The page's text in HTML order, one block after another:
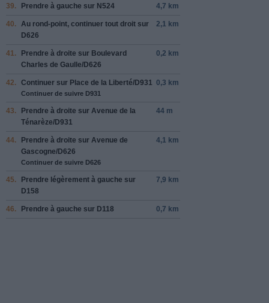
39. Prendre à gauche sur N524 4,7 km
40.
Au rond-point, continuer tout droit sur
D626
2,1 km
41. Prendre à droite sur Boulevard
Charles de Gaulle/D626
0,2 km
42. Continuer sur Place de la Liberté/D931
Continuer de suivre D931
0,3 km
43. Prendre à droite sur Avenue de la
Ténarèze/D931
44 m
44. Prendre à droite sur Avenue de
Gascogne/D626
Continuer de suivre D626
4,1 km
45. Prendre légèrement à gauche sur
D158
7,9 km
46. Prendre à gauche sur D118 0,7 km